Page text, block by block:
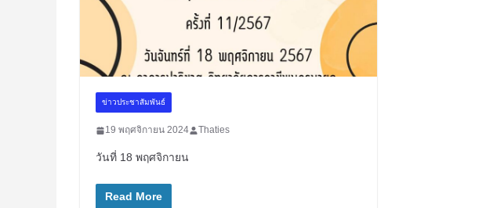
ข่าวประชาสัมพันธ์
19 พฤศจิกายน 2024 Thaties
วันที่ 18 พฤศจิกายน
Read More